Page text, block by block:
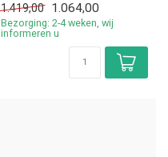
✓ 400 Volt
1.419,00 1.064,00
Bezorging: 2-4 weken, wij
informeren u